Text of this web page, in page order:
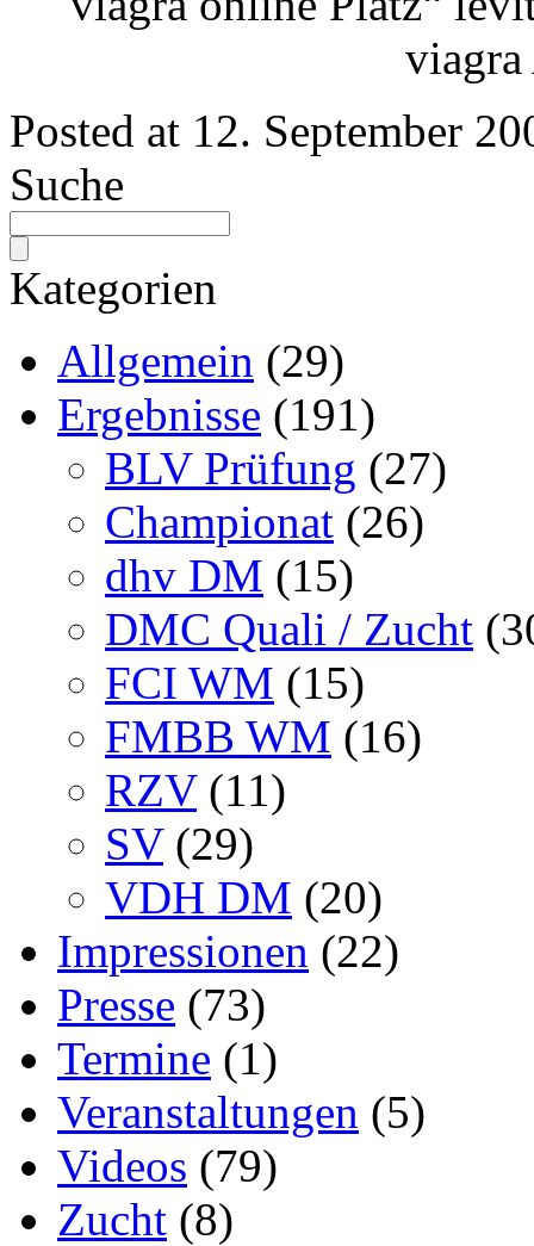
viagra
Posted at 12. September
Suche
Kategorien
Allgemein (29)
Ergebnisse (191)
BLV Prüfung (27)
Championat (26)
dhv DM (15)
DMC Quali / Zucht
FCI WM (15)
FMBB WM (16)
RZV(11)
SV(29)
VDH DM (20)
Impressionen (22)
Presse (73)
Termine (1)
Veranstaltungen (5)
Videos (79)
Zucht (8)